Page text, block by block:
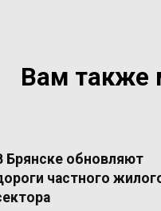
Вам также
Брянске обновляют
частного